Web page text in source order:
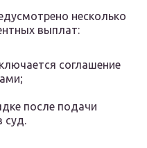
несколько
выплат:
соглашение
после подачи
суд.